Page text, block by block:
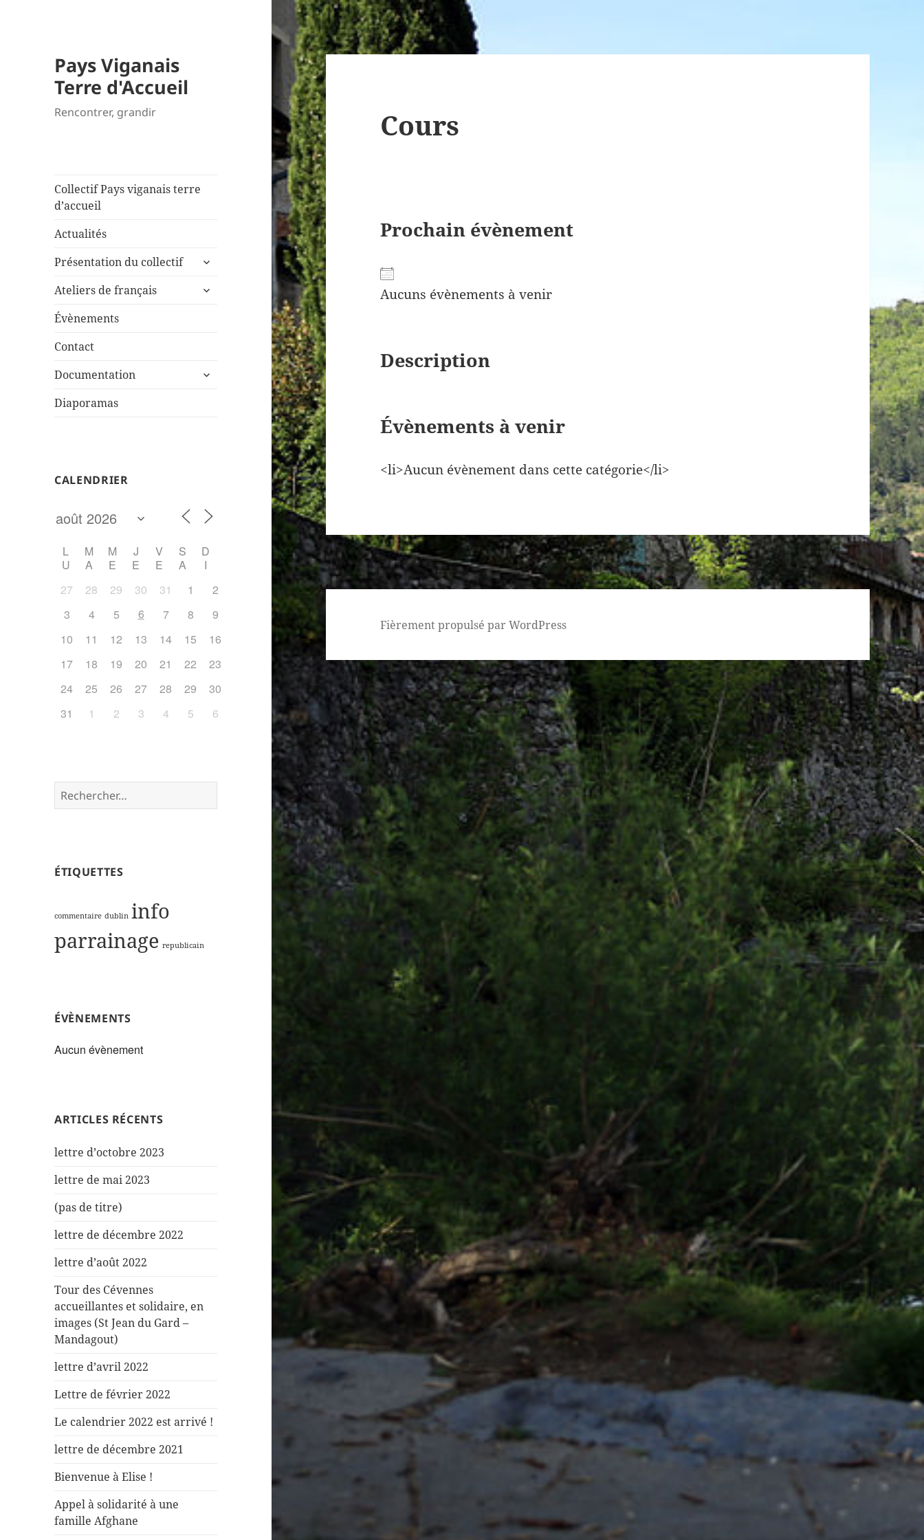
Pays Viganais
Terre d'Accueil
Rencontrer, grandir
Collectif Pays viganais terre
d’accueil
Actualités
Présentation du collectif
ouvrir
sous-
Ateliers de français
ouvrir
Évènements
Contact
Documentation
ouvrir
Diaporamas
CALENDRIER
L
U
M
A
M
E
J
E
V
E
S
A
D
I
27
28 29 30 31 1
2
3
4 5 6 7 8
9
10
11 12 13 14 15
16
17
18 19 20 21 22
23
24
25 26 27 28 29
30
31
1 2 3 4 5 6
Rechercher :
ÉTIQUETTES
commentaire dublin info
parrainage republicain
ÉVÈNEMENTS
Aucun évènement
ARTICLES RÉCENTS
lettre d’octobre 2023
lettre de mai 2023
(pas de titre)
lettre de décembre 2022
lettre d’août 2022
Tour des Cévennes
accueillantes et solidaire, en
images (St Jean du Gard –
Mandagout)
lettre d’avril 2022
Lettre de février 2022
Le calendrier 2022 est arrivé !
lettre de décembre 2021
Bienvenue à Elise !
Appel à solidarité à une
famille Afghane
Cours
Prochain évènement
Aucuns évènements à venir
Description
Évènements à venir
<li>Aucun évènement dans cette catégorie</li>
Fièrement propulsé par WordPress